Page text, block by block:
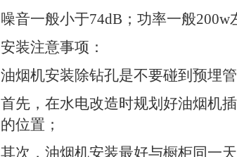
噪音一般小于74dB ；功率一般200w
安装注意事项：
油烟机安装除钻孔是不要碰到预埋
首先，在水电改造时规划好油烟机
的位置；
其次，油烟机安装最好与橱柜同一